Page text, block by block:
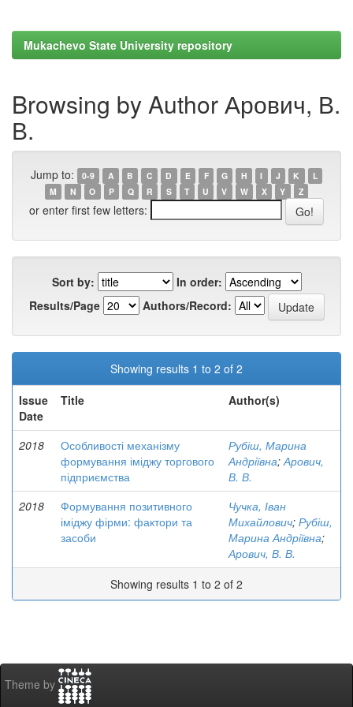
Mukachevo State University repository
Browsing by Author Арович, В.
В.
Jump to: 0-9 A B C D E F G H I J K
L
M
N O P Q R S T U V W X Y Z
or enter first few letters:
Sort by:
In order:
Results/Page
Authors/Record:
Showing results 1 to 2 of 2
Issue
Date
Title Author(s)
2018
Особливості механізму
формування іміджу торгового
підприємства
Рубіш, Марина
Андріївна;Арович,
В. В.
2018
Формування позитивного
іміджу фірми: фактори та
засоби
Чучка, Іван
Михайлович; Рубіш,
Марина Андріївна;
Арович, В. В.
Showing results 1 to 2 of 2
Theme by